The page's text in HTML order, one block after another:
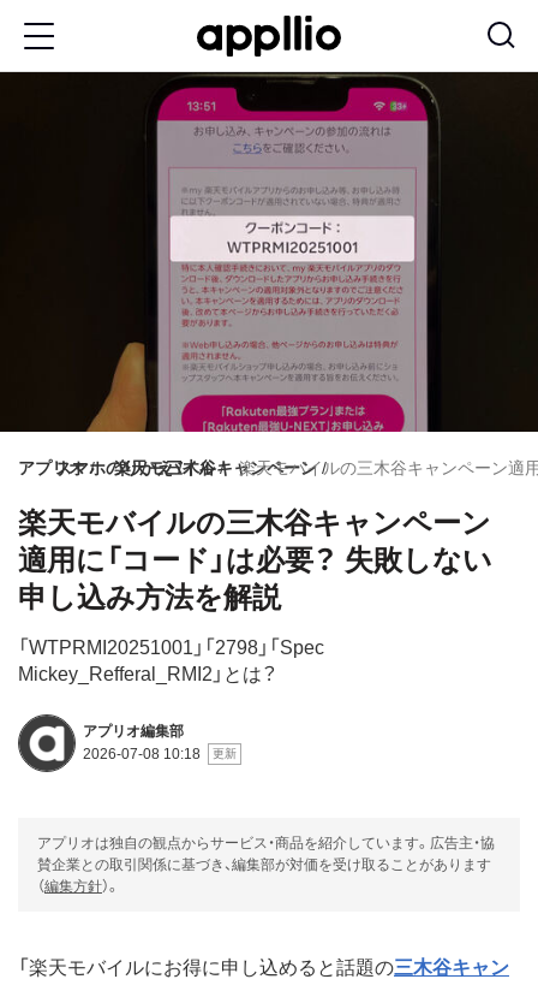
アプリオスマホのりかえ
楽天モバイル三木谷キャンペーン
楽天モバイルの三木谷キャンペーン適
楽天モバイルの三木谷キャンペーン
適用に「コード」は必要？ 失敗しない
申し込み方法を解説
「WTPRMI20251001」「2798」「Spec
Mickey_Refferal_RMI2」とは？
アプリオ編集部
2026-07-08 10:18
アプリオは独自の観点からサービス・商品を紹介しています。広告主・協
賛企業との取引関係に基づき、編集部が対価を受け取ることがあります
（編集方針）。
「楽天モバイルにお得に申し込めると話題の三木谷キャン